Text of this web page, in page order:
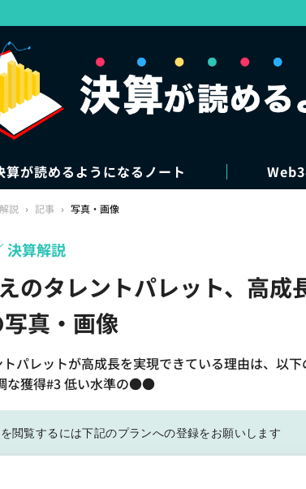
算が読めるようになるノート
説 › 記事 › 写真・画像
のタレントパレット、高成
真・画像
トパレットが高成長を実現できている理由は、以
な獲得#3 低い水準の●●
決算解説
閲覧するには下記のプランへの登録をお願いします